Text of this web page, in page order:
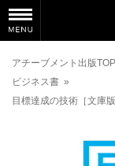
アチーブメント出版TOP
ビジネス書 »
目標達成の技術［文庫版